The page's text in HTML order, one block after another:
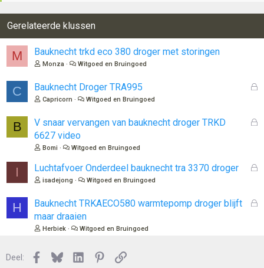
Gerelateerde klussen
M Bauknecht trkd eco 380 droger met storingen
Monza Witgoed en Bruingoed
C
G
Bauknecht Droger TRA995
Capricorn Witgoed en Bruingoed
B
G
o
V snaar vervangen van bauknecht droger TRKD
6627 video
Bomi Witgoed en Bruingoed
I
G
Luchtafvoer Onderdeel bauknecht tra 3370 droger
isadejong Witgoed en Bruingoed
H
G
Bauknecht TRKAECO580 warmtepomp droger blijft
maar draaien
Herbiek Witgoed en Bruingoed
Deel: Facebook
BlueskyLinkedInPinterest
Link